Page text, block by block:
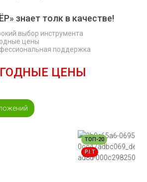
знает толк в качестве!
выбор инструмента
цены
поддержка
ЦЕНЫ
ТОП-20
P.I.T